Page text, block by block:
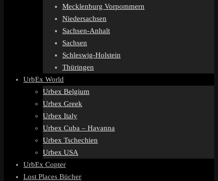
Mecklenburg Vorpommern
Niedersachsen
Sachsen-Anhalt
Sachsen
Schleswig-Holstein
Thüringen
UrbEx World
Urbex Belgium
Urbex Greek
Urbex Italy
Urbex Cuba – Havanna
Urbex Tschechien
Urbex USA
UrbEx Copter
Lost Places Bücher